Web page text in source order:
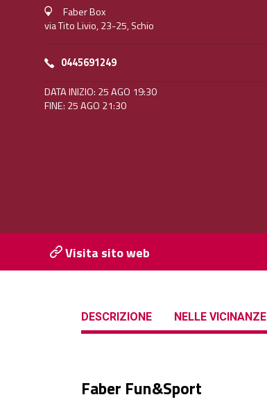
Faber Box
via Tito Livio, 23-25, Schio
0445691249
DATA INIZIO: 25 AGO 19:30
FINE: 25 AGO 21:30
Visita sito web
DESCRIZIONE NELLE VICINANZE
Faber Fun&Sport